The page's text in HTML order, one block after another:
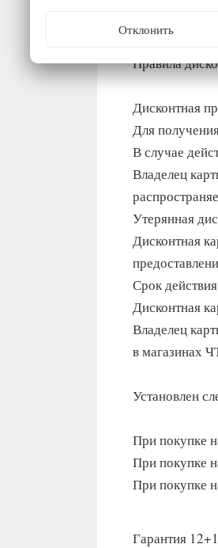
Правила
Дисконтная
Для
В случае
Владелец
Утерянная
Дисконтная
Срок
Дисконтная
Владелец
в магазинах
Установлен
При покупке
При покупке
При покупке
Гарантия
Отклонить